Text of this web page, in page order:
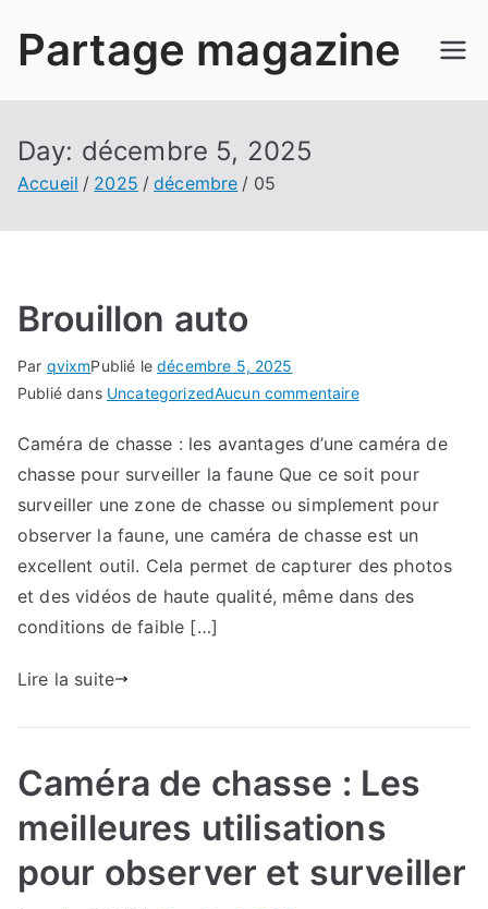
Partage magazine
Day: décembre 5, 2025
Accueil 2025 décembre 05
Brouillon auto
Par qvixmPublié ledécembre 5, 2025
Publié dans UncategorizedAucun commentairesur
auto
Caméra de chasse : les avantages d’une caméra de
chasse pour surveiller la faune Que ce soit pour
surveiller une zone de chasse ou simplement pour
observer la faune, une caméra de chasse est un
excellent outil. Cela permet de capturer des photos
et des vidéos de haute qualité, même dans des
conditions de faible […]
Lire la suite
Caméra de chasse : Les
meilleures utilisations
pour observer et surveiller